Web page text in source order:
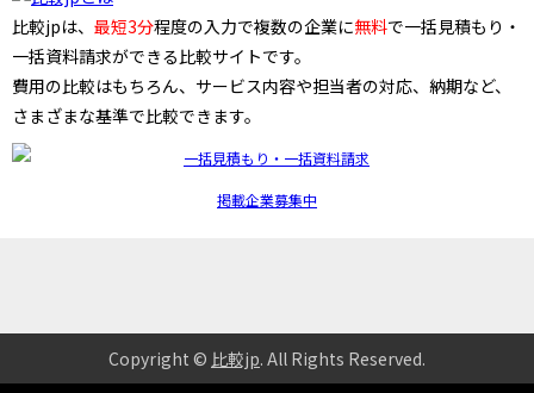
比較jpは、 最短3分程度の入力で複数の企業に無料で一括見積もり・
一括資料請求ができる比較サイトです。
費用の比較はもちろん、サービス内容や担当者の対応、納期など、
さまざまな基準で比較できます。
掲載企業募集中
Copyright © 比較jp. All Rights Reserved.